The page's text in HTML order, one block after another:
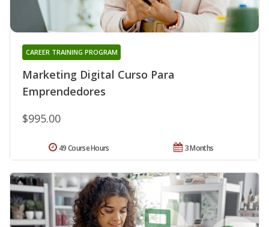
Marketing Digital Curso Para
Emprendedores
CAREER TRAINING PROGRAM
$995.00
3 Months
49 Course Hours